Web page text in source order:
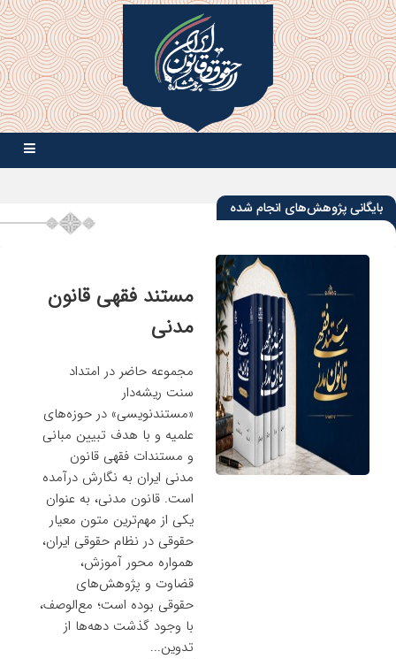
بایگانی پژوهش‌های انجام شده
مستند فقهی قانون
مدنی
مجموعه حاضر در امتداد
سنت ریشه‌دار
«مستندنویسی» در حوزه‌های
علمیه و با هدف تبیین مبانی
و مستندات فقهی قانون
مدنی ایران به نگارش درآمده
است. قانون مدنی، به عنوان
یکی از مهم‌ترین متون معیار
حقوقی در نظام حقوقی ایران،
همواره محور آموزش،
قضاوت و پژوهش‌های
حقوقی بوده است؛ مع‌الوصف،
با وجود گذشت دهه‌ها از
تدوین...